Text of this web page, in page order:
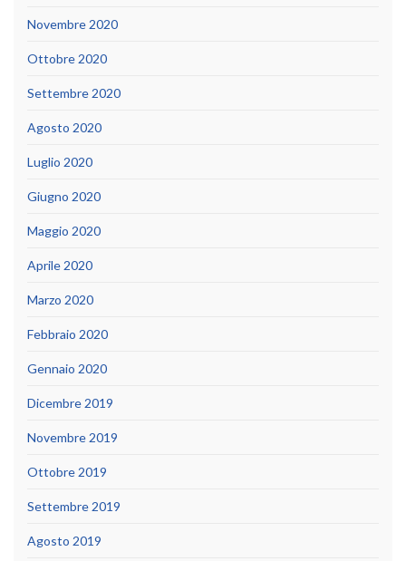
Novembre 2020
Ottobre 2020
Settembre 2020
Agosto 2020
Luglio 2020
Giugno 2020
Maggio 2020
Aprile 2020
Marzo 2020
Febbraio 2020
Gennaio 2020
Dicembre 2019
Novembre 2019
Ottobre 2019
Settembre 2019
Agosto 2019